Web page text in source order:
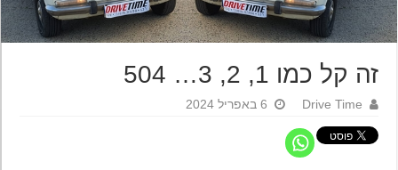
זה קל כמו 1, 2, 3… 504
Drive Time 6 באפריל 2024